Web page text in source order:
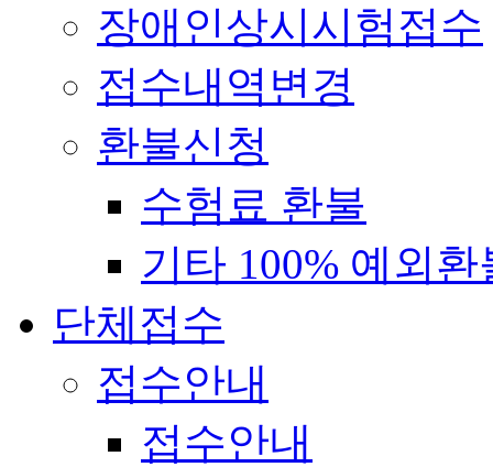
장애인상시시험접수
접수내역변경
환불신청
수험료 환불
기타 100% 예외환
단체접수
접수안내
접수안내